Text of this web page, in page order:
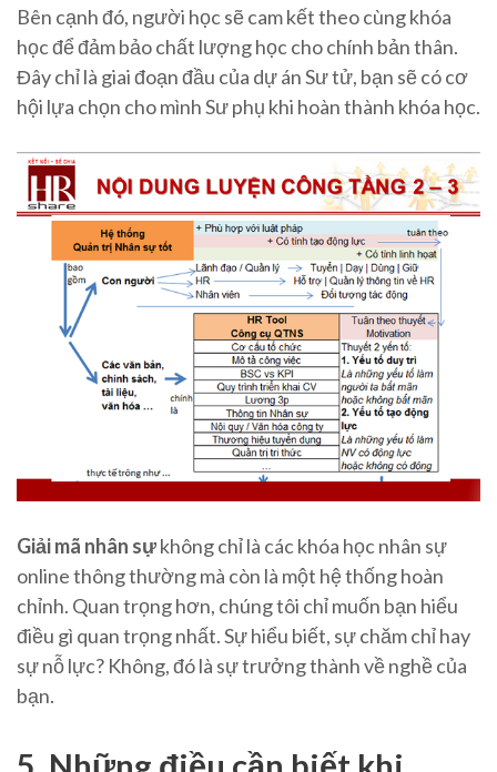
Bên cạnh đó, người học sẽ cam kết theo cùng khóa
học để đảm bảo chất lượng học cho chính bản thân.
Đây chỉ là giai đoạn đầu của dự án Sư tử, bạn sẽ có cơ
hội lựa chọn cho mình Sư phụ khi hoàn thành khóa học.
Giải mã nhân sựkhông chỉ là các khóa học nhân sự
online thông thường mà còn là một hệ thống hoàn
chỉnh. Quan trọng hơn, chúng tôi chỉ muốn bạn hiểu
điều gì quan trọng nhất. Sự hiểu biết, sự chăm chỉ hay
sự nỗ lực? Không, đó là sự trưởng thành về nghề của
bạn.